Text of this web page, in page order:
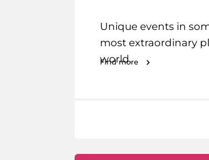
Unique events in
most extraordinary
world.
Find more